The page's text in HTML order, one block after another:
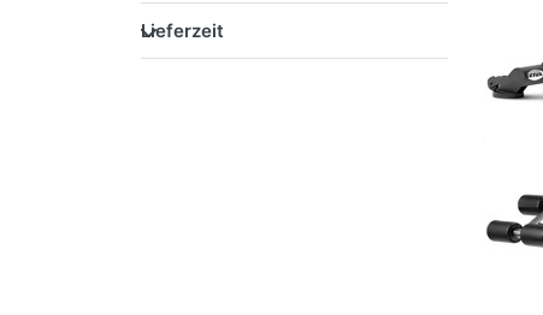
Lieferzeit
Lieferzeit